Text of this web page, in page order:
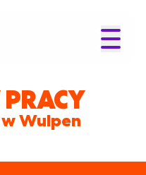
Wulpen